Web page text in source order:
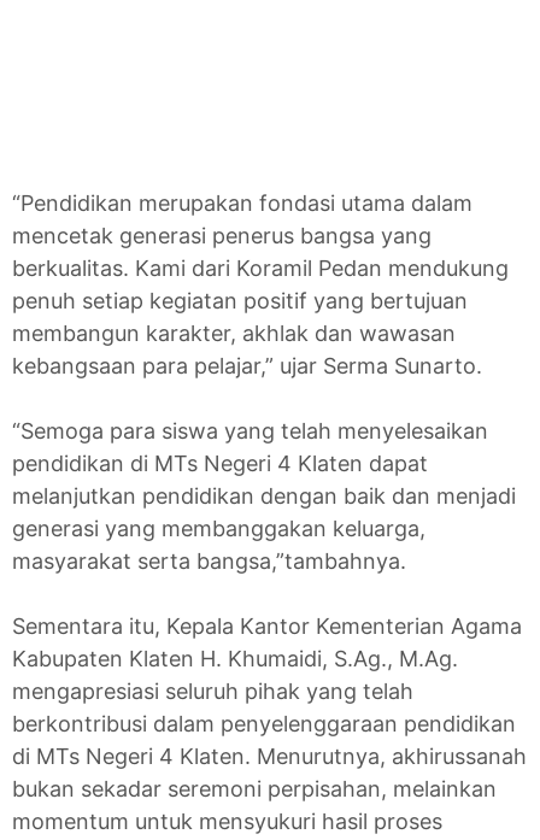
“Pendidikan merupakan fondasi utama dalam
mencetak generasi penerus bangsa yang
berkualitas. Kami dari Koramil Pedan mendukung
penuh setiap kegiatan positif yang bertujuan
membangun karakter, akhlak dan wawasan
kebangsaan para pelajar,” ujar Serma Sunarto.
“Semoga para siswa yang telah menyelesaikan
pendidikan di MTs Negeri 4 Klaten dapat
melanjutkan pendidikan dengan baik dan menjadi
generasi yang membanggakan keluarga,
masyarakat serta bangsa,”tambahnya.
Sementara itu, Kepala Kantor Kementerian Agama
Kabupaten Klaten H. Khumaidi, S.Ag., M.Ag.
mengapresiasi seluruh pihak yang telah
berkontribusi dalam penyelenggaraan pendidikan
di MTs Negeri 4 Klaten. Menurutnya, akhirussanah
bukan sekadar seremoni perpisahan, melainkan
momentum untuk mensyukuri hasil proses